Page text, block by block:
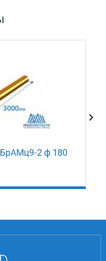
2 ф 180